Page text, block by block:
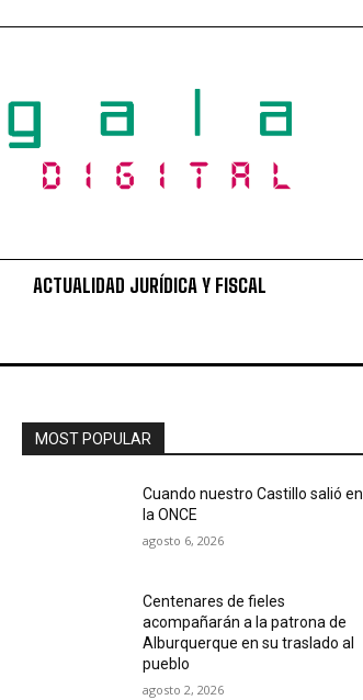
ACTUALIDAD JURÍDICA Y FISCAL
MOST POPULAR
Cuando nuestro Castillo salió en
la ONCE
agosto 6, 2026
Centenares de fieles
acompañarán a la patrona de
Alburquerque en su traslado al
pueblo
agosto 2, 2026